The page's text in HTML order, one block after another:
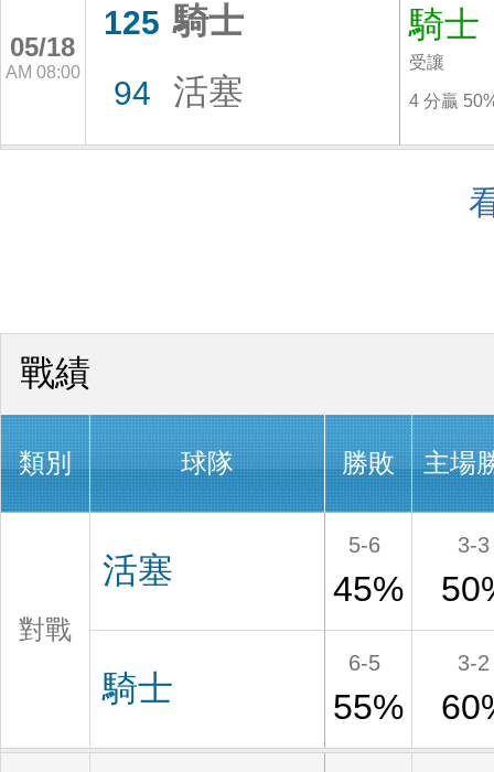
05/18
AM 08:00
125 騎士
94 活塞
騎士
受讓
4 分贏
戰績
類別 球隊 勝敗 主場
對戰
活塞
5-6
45%
3-3
騎士
6-5
55%
3-2